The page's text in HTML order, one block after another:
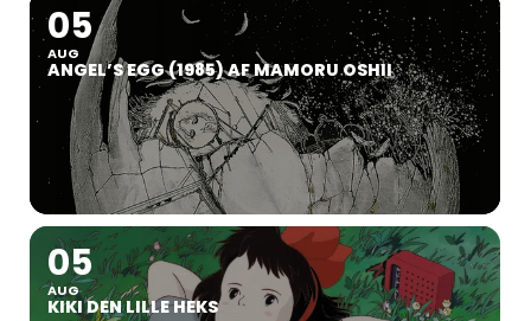
05
AUG
ANGEL’S EGG (1985) AF MAMORU OSHII
05
AUG
KIKI DEN LILLE HEKS